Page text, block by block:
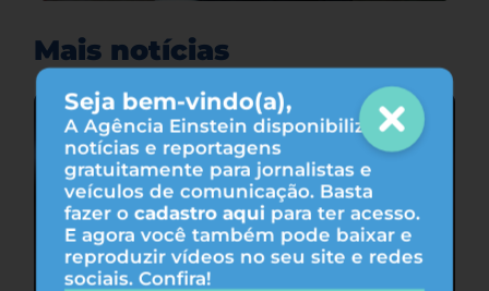
Seja bem-vindo(a),
A Agência Einstein disponibiliza
notícias e reportagens
gratuitamente para jornalistas e
veículos de comunicação. Basta
fazer o cadastro aqui para ter acesso.
E agora você também pode baixar e
reproduzir vídeos no seu site e redes
sociais. Confira!
Mais notícias